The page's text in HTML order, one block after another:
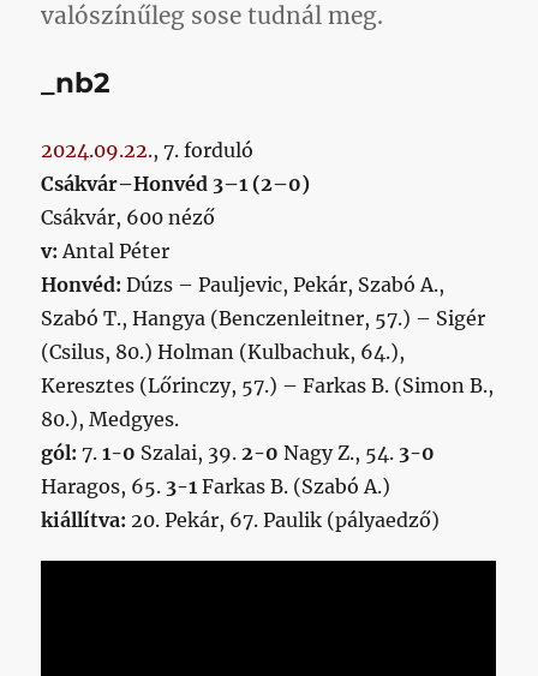
valószínűleg sose tudnál meg.
_nb2
2024.09.22., 7. forduló
Csákvár–Honvéd 3–1 (2–0)
Csákvár, 600 néző
v: Antal Péter
Honvéd: Dúzs – Pauljevic, Pekár, Szabó A.,
Szabó T., Hangya (Benczenleitner, 57.) – Sigér
(Csilus, 80.) Holman (Kulbachuk, 64.),
Keresztes (Lőrinczy, 57.) – Farkas B. (Simon B.,
80.), Medgyes.
gól: 7.1-0 Szalai, 39.2-0 Nagy Z., 54. 3-0
Haragos, 65. 3-1 Farkas B. (Szabó A.)
kiállítva: 20. Pekár, 67. Paulik (pályaedző)